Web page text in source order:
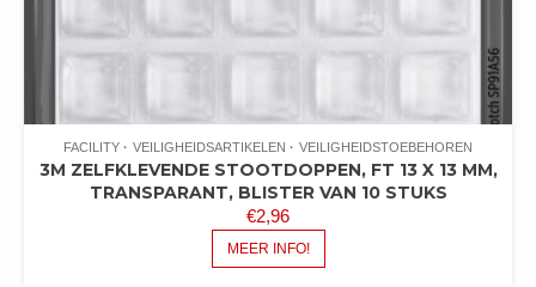
FACILITY VEILIGHEIDSARTIKELEN VEILIGHEIDSTOEBEHOREN
3M ZELFKLEVENDE STOOTDOPPEN, FT 13 X 13 MM,
TRANSPARANT, BLISTER VAN 10 STUKS
€2,96
MEER INFO!